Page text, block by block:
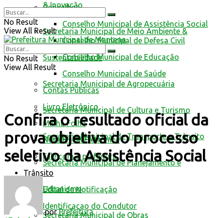
Conselhos
Conselho Municipal de Assistência Social
Conselho Municipal de Defesa Civil
Conselho Municipal de Educação
Conselho Municipal de Saúde
Contas Públicas
Livro Eletrônico
Minha Folha
Nota Fiscal Eletrônica
Fale com a prefeitura
Trânsito
Edital de Notificação
Identificacao do Condutor
& Inovação
Secretaria Municipal de Meio Ambiente &
Sustentabilidade
Secretaria Municipal de Agropecuária
Secretaria Municipal de Cultura e Turismo
Secretaria Municipal de Transporte e Trânsito
Secretaria Municipal de Planejamento e
Urbanismo
Secretaria Municipal de Obras
No Result
View All Result
No Result
View All Result
Confira o resultado oficial da
prova objetiva do processo
seletivo da Assistência Social
por Prefeitura